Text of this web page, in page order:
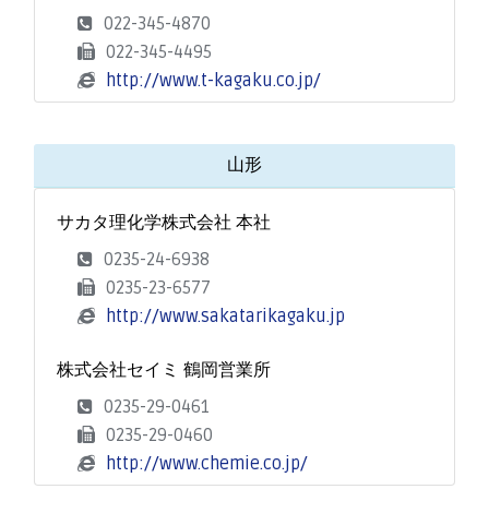
022-345-4870
022-345-4495
http://www.t-kagaku.co.jp/
山形
サカタ理化学株式会社 本社
0235-24-6938
0235-23-6577
http://www.sakatarikagaku.jp
株式会社セイミ 鶴岡営業所
0235-29-0461
0235-29-0460
http://www.chemie.co.jp/